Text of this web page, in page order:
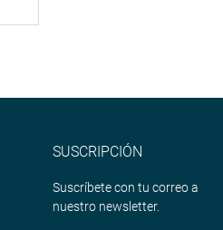
SUSCRIPCIÓN
Suscríbete con tu correo a
nuestro newsletter.